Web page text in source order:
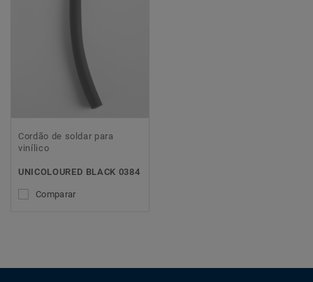
Cordão de soldar para
vinílico
UNICOLOURED BLACK 0384
Comparar